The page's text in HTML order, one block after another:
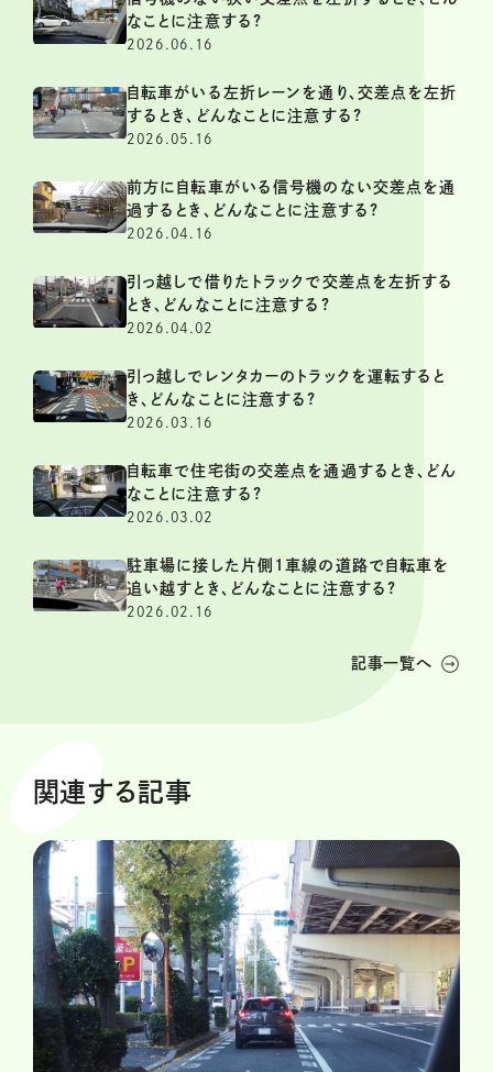
なことに注意する?
2026.06.16
自転車がいる左折レーンを通り、交差点を左折
するとき、どんなことに注意する?
2026.05.16
前方に自転車がいる信号機のない交差点を通
過するとき、どんなことに注意する?
2026.04.16
引っ越しで借りたトラックで交差点を左折する
とき、どんなことに注意する?
2026.04.02
引っ越しでレンタカーのトラックを運転すると
き、どんなことに注意する?
2026.03.16
自転車で住宅街の交差点を通過するとき、どん
なことに注意する?
2026.03.02
駐車場に接した片側1車線の道路で自転車を
追い越すとき、どんなことに注意する?
2026.02.16
記事一覧へ
関連する記事